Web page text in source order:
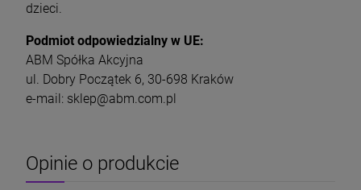
dzieci.
Podmiot odpowiedzialny w UE:
ABM Spółka Akcyjna
ul. Dobry Początek 6, 30-698 Kraków
e-mail: sklep@abm.com.pl
Opinie o produkcie